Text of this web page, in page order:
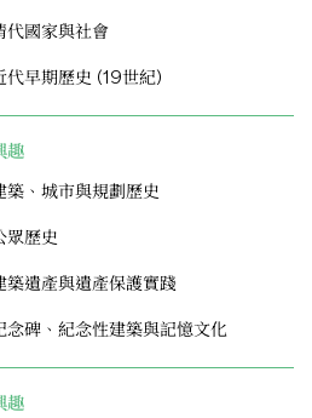
代國家與社會
代早期歷史 (19世紀)
趣
築、城市與規劃歷史
眾歷史
築遺產與遺產保護實踐
念碑、紀念性建築與記憶文化
趣